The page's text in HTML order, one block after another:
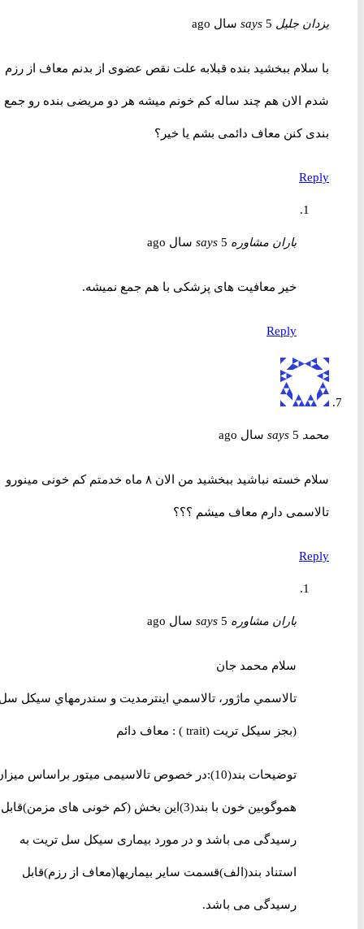
یزدان جلیل says 5 سال ago
با سلام ببخشید بنده قبلابه علت نقص عضوی از بدنم معاف از رزم
شدم الان هم چند ساله کم خونم میشه هر دو مریضی بنده رو جمع
بندی کنن معاف دائمی بشم یا خیر؟
Reply
باران مشاوره says 5 سال ago
خیر معافیت های پزشکی با هم جمع نمیشه.
Reply
محمد says 5 سال ago
سلام خسته نباشید ببخشید من الان ۸ ماه خدمتم کم خونی مینور‌و
تالاسمی دارم معاف میشم ؟؟؟
Reply
باران مشاوره says 5 سال ago
سلام محمد جان
تالاسمي ماژور، تالاسمي اينترمديت و سندرمهاي سيكل سل
(بجز سيکل تريت (trait ) : معاف دائم
توضيحات بند(10):در خصوص تالاسیمی میتور براساس میزان
هموگوبین خون با بند(3)این بخش (کم خونی های مزمن)قابل
رسیدگی می باشد و در مورد بیماری سیکل سل تریت به
استناد بند(الف)قسمت سایر بیماریها(معاف از رزم)قابل
رسیدگی می باشد.